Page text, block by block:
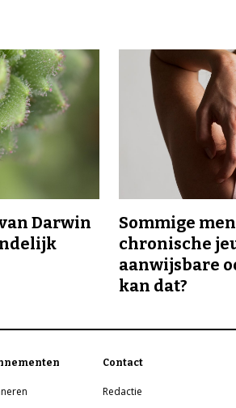
Darwin
Sommige
chronische
aanwijsbare
kan dat?
Contact
Redactie